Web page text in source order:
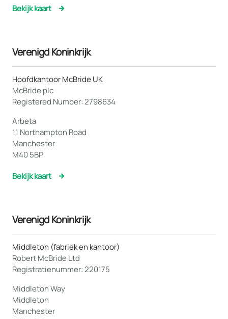
Bekijk kaart
Verenigd Koninkrijk
Hoofdkantoor McBride UK
McBride plc
Registered Number: 2798634
Arbeta
11 Northampton Road
Manchester
M40 5BP
Bekijk kaart
Verenigd Koninkrijk
Middleton (fabriek en kantoor)
Robert McBride Ltd
Registratienummer: 220175
Middleton Way
Middleton
Manchester